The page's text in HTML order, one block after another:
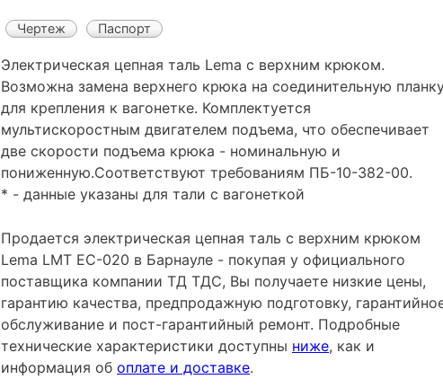
Чертеж Паспорт
Электрическая цепная таль Lema с верхним крюком.
Возможна замена верхнего крюка на соединительную
для крепления к вагонетке. Комплектуется
мультискоростным двигателем подъема, что обеспечивает
две скорости подъема крюка - номинальную и
пониженную.Соответствуют требованиям ПБ-10-382-00.
* - данные указаны для тали с вагонеткой
Продается электрическая цепная таль с верхним крюком
Lema LMT EC-020 в Барнауле - покупая у официального
поставщика компании ТД ТДС, Вы получаете низкие цены,
гарантию качества, предпродажную подготовку,
обслуживание и пост-гарантийный ремонт. Подробные
технические характеристики доступны ниже, как и
информация об оплате и доставке.